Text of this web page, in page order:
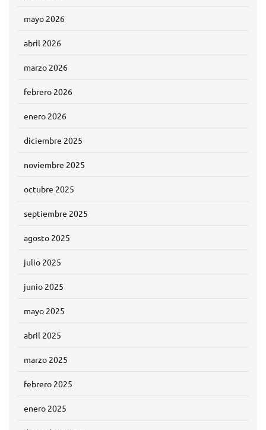
mayo 2026
abril 2026
marzo 2026
febrero 2026
enero 2026
diciembre 2025
noviembre 2025
octubre 2025
septiembre 2025
agosto 2025
julio 2025
junio 2025
mayo 2025
abril 2025
marzo 2025
febrero 2025
enero 2025